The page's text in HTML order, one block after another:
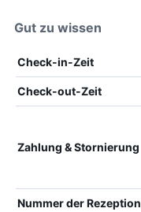
Gut zu wissen
Check-in-Zeit
Check-out-Zeit
Zahlung & Stornierung
Nummer der Rezeption